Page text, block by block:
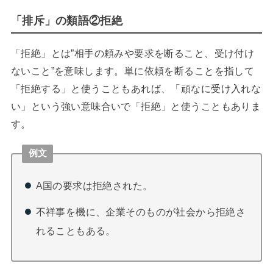
「排斥」の類語②拒絶
「拒絶」とは”相手の頼みや要求を断ること、受け付け
ないこと”を意味します。単に依頼を断ることを指して
「拒絶する」と使うこともあれば、「頑なに受け入れな
い」という強い意味合いで「拒絶」と使うこともありま
す。
例文
A国の要求は拒絶された。
不祥事を機に、企業そのものが社会から拒絶さ
れることもある。